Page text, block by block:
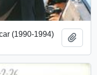
(1990-1994)